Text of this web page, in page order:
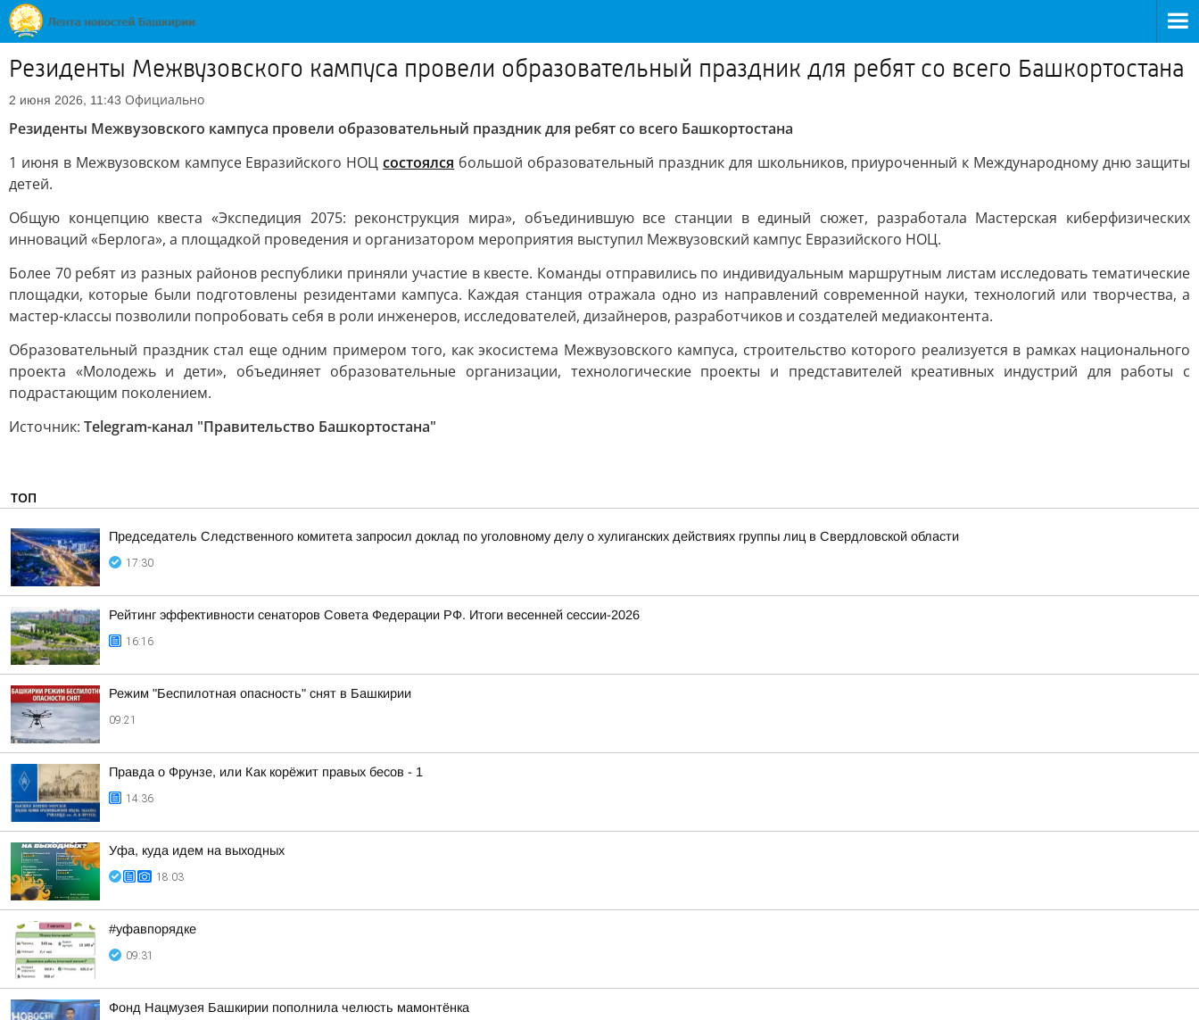
Резиденты Межвузовского кампуса провели образовательный праздник для ребят со всего Башкортостана
2 июня 2026, 11:43 Официально
Резиденты Межвузовского кампуса провели образовательный праздник для ребят со всего Башкортостана
1 июня в Межвузовском кампусе Евразийского НОЦсостоялся большой образовательный праздник для школьников, приуроченный к Международному дню защиты
детей.
Общую концепцию квеста «Экспедиция 2075: реконструкция мира», объединившую все станции в единый сюжет, разработала Мастерская киберфизических
инноваций «Берлога», а площадкой проведения и организатором мероприятия выступил Межвузовский кампус Евразийского НОЦ.
Более 70 ребят из разных районов республики приняли участие в квесте. Команды отправились по индивидуальным маршрутным листам исследовать тематические
площадки, которые были подготовлены резидентами кампуса. Каждая станция отражала одно из направлений современной науки, технологий или творчества, а
мастер-классы позволили попробовать себя в роли инженеров, исследователей, дизайнеров, разработчиков и создателей медиаконтента.
Образовательный праздник стал еще одним примером того, как экосистема Межвузовского кампуса, строительство которого реализуется в рамках национального
проекта «Молодежь и дети», объединяет образовательные организации, технологические проекты и представителей креативных индустрий для работы с
подрастающим поколением.
Источник: Telegram-канал "Правительство Башкортостана"
ТОП
Председатель Следственного комитета запросил доклад по уголовному делу о хулиганских действиях группы лиц в Свердловской области
17:30
Рейтинг эффективности сенаторов Совета Федерации РФ. Итоги весенней сессии-2026
16:16
Режим "Беспилотная опасность" снят в Башкирии
09:21
Правда о Фрунзе, или Как корёжит правых бесов - 1
14:36
Уфа, куда идем на выходных
18:03
#уфавпорядке
09:31
Фонд Нацмузея Башкирии пополнила челюсть мамонтёнка